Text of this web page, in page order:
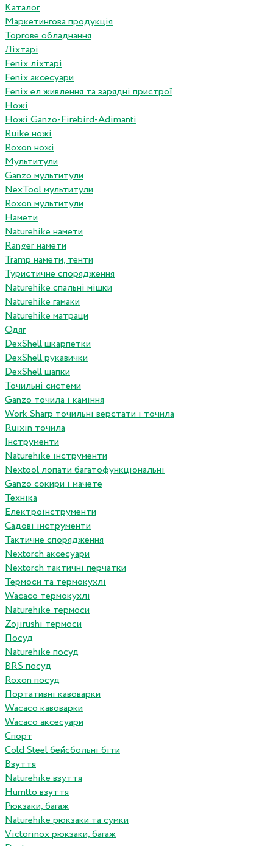
Каталог
Маркетингова продукція
Торгове обладнання
Ліхтарі
Fenix ліхтарі
Fenix аксесуари
Fenix ел живлення та зарядні пристрої
Ножі
Ножі Ganzo-Firebird-Adimanti
Ruike ножі
Roxon ножi
Мультитули
Ganzo мультитули
NexTool мультитули
Roxon мультитули
Намети
Naturehike намети
Ranger намети
Tramp намети, тенти
Туристичне спорядження
Naturehike спальні мішки
Naturehike гамаки
Naturehike матраци
Одяг
DexShell шкарпетки
DexShell рукавички
DexShell шапки
Точильні системи
Ganzo точила і каміння
Work Sharp точильні верстати і точила
Ruixin точила
Інструменти
Naturehike інструменти
Nextool лопати багатофункціональні
Ganzo сокири і мачете
Техніка
Електроінструменти
Садові інструменти
Тактичне спорядження
Nextorch аксесуари
Nextorch тактичні перчатки
Термоси та термокухлі
Wacaco термокухлі
Naturehike термоси
Zojirushi термоси
Посуд
Naturehike посуд
BRS посуд
Roxon посуд
Портативні кавоварки
Wacaco кавоварки
Wacaco аксесуари
Спорт
Cold Steel бейсбольні біти
Взуття
Naturehike взуття
Humtto взуття
Рюкзаки, багаж
Naturehike рюкзаки та сумки
Victorinox рюкзаки, багаж